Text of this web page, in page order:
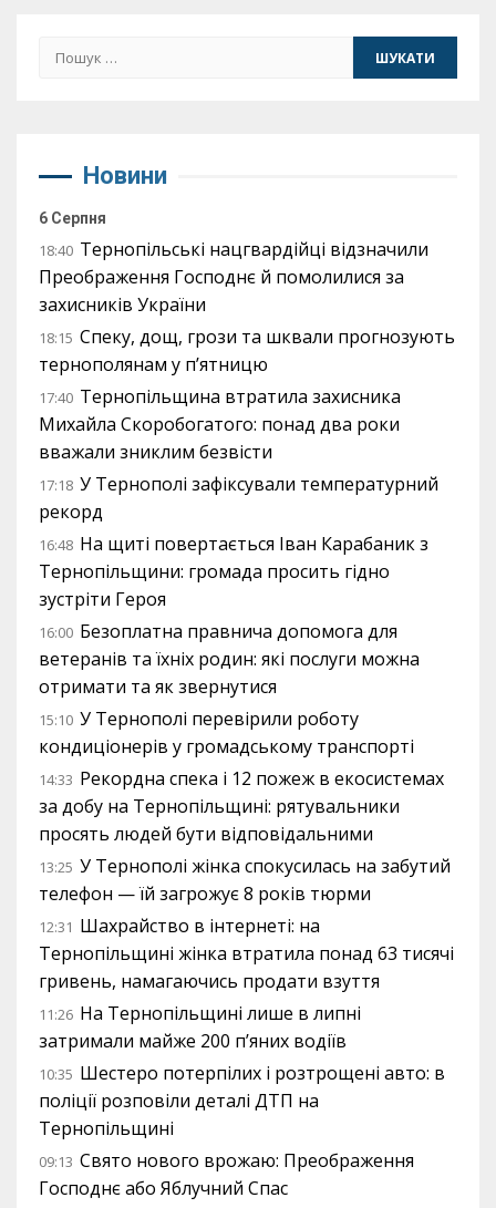
Пошук:
Новини
6 Серпня
18:40 Тернопільські нацгвардійці відзначили
Преображення Господнє й помолилися за
захисників України
18:15 Спеку, дощ, грози та шквали прогнозують
тернополянам у п’ятницю
17:40 Тернопільщина втратила захисника
Михайла Скоробогатого: понад два роки
вважали зниклим безвісти
17:18 У Тернополі зафіксували температурний
рекорд
16:48 На щиті повертається Іван Карабаник з
Тернопільщини: громада просить гідно
зустріти Героя
16:00 Безоплатна правнича допомога для
ветеранів та їхніх родин: які послуги можна
отримати та як звернутися
15:10 У Тернополі перевірили роботу
кондиціонерів у громадському транспорті
14:33 Рекордна спека і 12 пожеж в екосистемах
за добу на Тернопільщині: рятувальники
просять людей бути відповідальними
13:25 У Тернополі жінка спокусилась на забутий
телефон — їй загрожує 8 років тюрми
12:31 Шахрайство в інтернеті: на
Тернопільщині жінка втратила понад 63 тисячі
гривень, намагаючись продати взуття
11:26 На Тернопільщині лише в липні
затримали майже 200 п’яних водіїв
10:35 Шестеро потерпілих і розтрощені авто: в
поліції розповіли деталі ДТП на
Тернопільщині
09:13 Свято нового врожаю: Преображення
Господнє або Яблучний Спас